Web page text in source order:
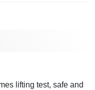
lifting test, safe and